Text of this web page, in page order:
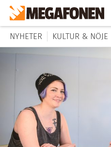
NYHETER KULTUR & NÖJE